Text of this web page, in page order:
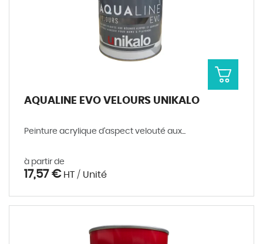
AQUALINE EVO VELOURS UNIKALO
Peinture acrylique d'aspect velouté aux...
à partir de
17,57 €HT / Unité